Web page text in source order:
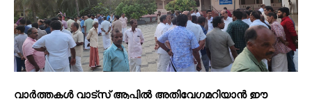
വാർത്തകൾ വാട്സ് ആപ്പിൽ അതിവേഗമറിയാൻ ഈ